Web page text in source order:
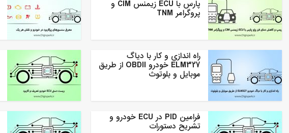
پارس با ECU زیمنس CIM و
پروگرامر TNM
راه اندازی و کار با دیاگ
ELM327 خودرو OBDII از طریق
موبایل و بلوتوث
فرامین PID در ECU خودرو و
تشریح دستورات